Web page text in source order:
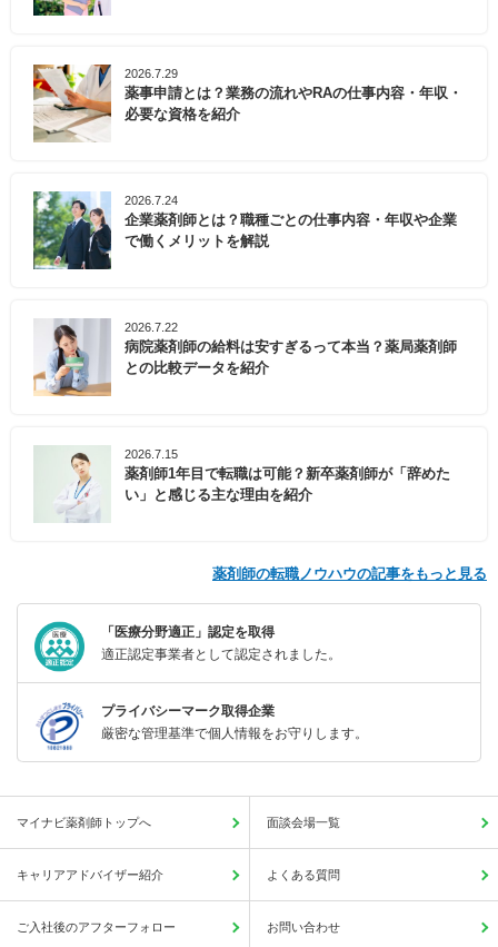
2026.7.29
薬事申請とは？業務の流れやRAの仕事内容・年収・
必要な資格を紹介
2026.7.24
企業薬剤師とは？職種ごとの仕事内容・年収や企業
で働くメリットを解説
2026.7.22
病院薬剤師の給料は安すぎるって本当？薬局薬剤師
との比較データを紹介
2026.7.15
薬剤師1年目で転職は可能？新卒薬剤師が「辞めた
い」と感じる主な理由を紹介
薬剤師の転職ノウハウの記事をもっと見る
「医療分野適正」認定を取得
適正認定事業者として認定されました。
プライバシーマーク取得企業
厳密な管理基準で個人情報をお守りします。
マイナビ薬剤師トップへ 面談会場一覧
キャリアアドバイザー紹介 よくある質問
ご入社後のアフターフォロー お問い合わせ